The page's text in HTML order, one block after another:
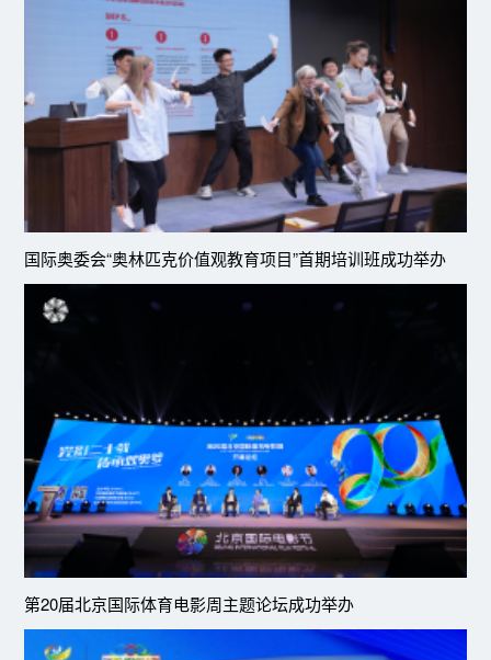
国际奥委会“奥林匹克价值观教育项目”首期培训班成功举办
第20届北京国际体育电影周主题论坛成功举办